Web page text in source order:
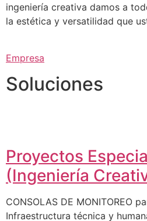
ingeniería creativa damos a
la estética y versatilidad que
Empresa
Soluciones
Proyectos
(Ingeniería
CONSOLAS DE MONITOREO
Infraestructura técnica y